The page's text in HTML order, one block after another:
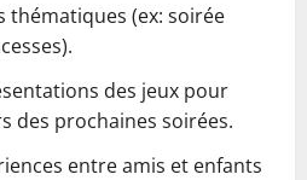
thématiques (ex: soirée
des jeux pour
des prochaines soirées.
entre amis et enfants